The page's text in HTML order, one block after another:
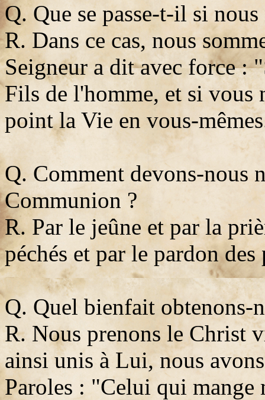
Q. Que se passe-t-il si
R. Dans ce cas, nous
Seigneur a dit avec force :
Fils de l'homme, et si vous
point la Vie en vous-
Q. Comment devons-nous
Communion ?
R. Par le jeûne et par la
péchés et par le pardon des
Q. Quel bienfait obtenons-
R. Nous prenons le Christ
ainsi unis à Lui, nous
Paroles : "Celui qui mange